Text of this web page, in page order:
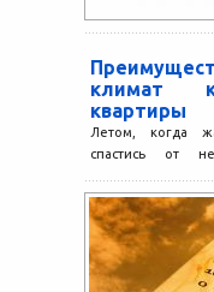
климат
квартиры
Летом, когда
спастись от
всегда можно